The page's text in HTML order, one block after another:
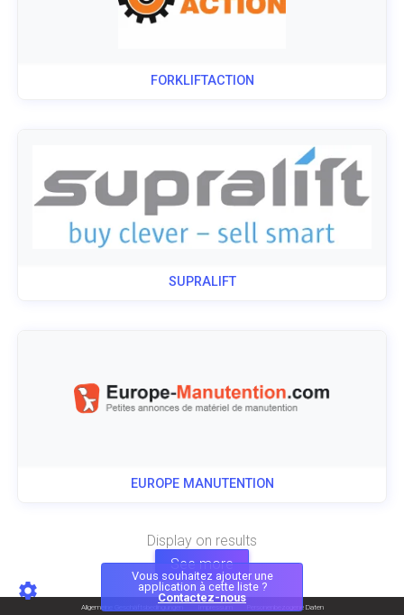
Vous souhaitez ajouter une
application à cette liste ?
Contactez-nous
FORKLIFTACTION
SUPRALIFT
EUROPE MANUTENTION
Display on results
See more
Allgemeine Geschäftsbedingungen Personenbezogene Daten